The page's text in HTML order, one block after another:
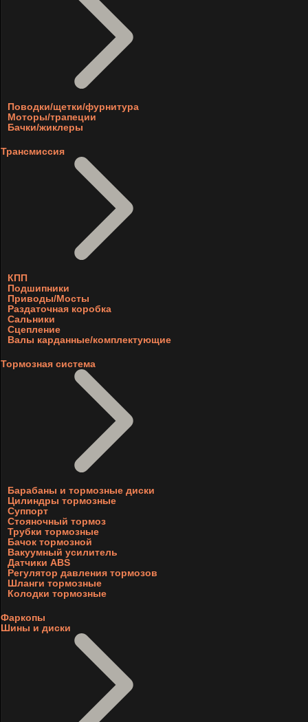
Поводки/щетки/фурнитура
Моторы/трапеции
Бачки/жиклеры
Трансмиссия
КПП
Подшипники
Приводы/Мосты
Раздаточная коробка
Сальники
Сцепление
Валы карданные/комплектующие
Тормозная система
Барабаны и тормозные диски
Цилиндры тормозные
Суппорт
Стояночный тормоз
Трубки тормозные
Бачок тормозной
Вакуумный усилитель
Датчики ABS
Регулятор давления тормозов
Шланги тормозные
Колодки тормозные
Фаркопы
Шины и диски